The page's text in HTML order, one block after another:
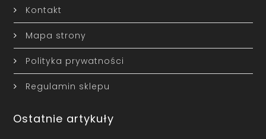
Kontakt
Mapa strony
Polityka prywatności
Regulamin sklepu
Ostatnie artykuły